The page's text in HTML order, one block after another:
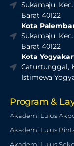
Sukamaju,
Barat 40122
Kota
Sukamaju,
Barat 40122
Kota
Caturtunggal,
Istimewa
Program &
Akademi Lulus
Akademi Lulus
Akademi Lulus